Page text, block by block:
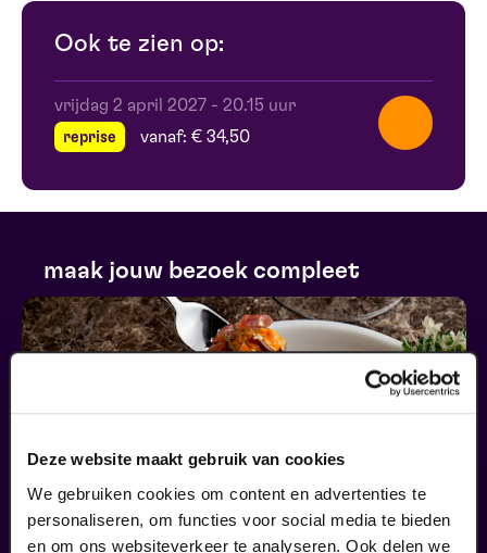
Deze website maakt gebruik van cookies
We gebruiken cookies om content en advertenties te
personaliseren, om functies voor social media te bieden
en om ons websiteverkeer te analyseren. Ook delen we
Ook te zien op:
vrijdag 2 april 2027 - 20.15 uur
reprise
vanaf: € 34,50
maak jouw bezoek compleet